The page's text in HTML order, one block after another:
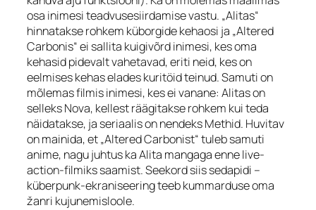
osa inimesi teadvusesiirdamise vastu. „Alitas“
hinnatakse rohkem küborgide kehaosi ja „Altered
Carbonis“ ei sallita kuigivõrd inimesi, kes oma
kehasid pidevalt vahetavad, eriti neid, kes on
eelmises kehas elades kuritöid teinud. Samuti on
mõlemas filmis inimesi, kes ei vanane: Alitas on
selleks Nova, kellest räägitakse rohkem kui teda
näidatakse, ja seriaalis on nendeks Methid. Huvitav
on mainida, et „Altered Carbonist“ tuleb samuti
anime, nagu juhtus ka Alita mangaga ennelive-
action-filmiks saamist. Seekord siis sedapidi –
küberpunk-ekraniseering teeb kummarduse oma
žanri kujunemisloole.